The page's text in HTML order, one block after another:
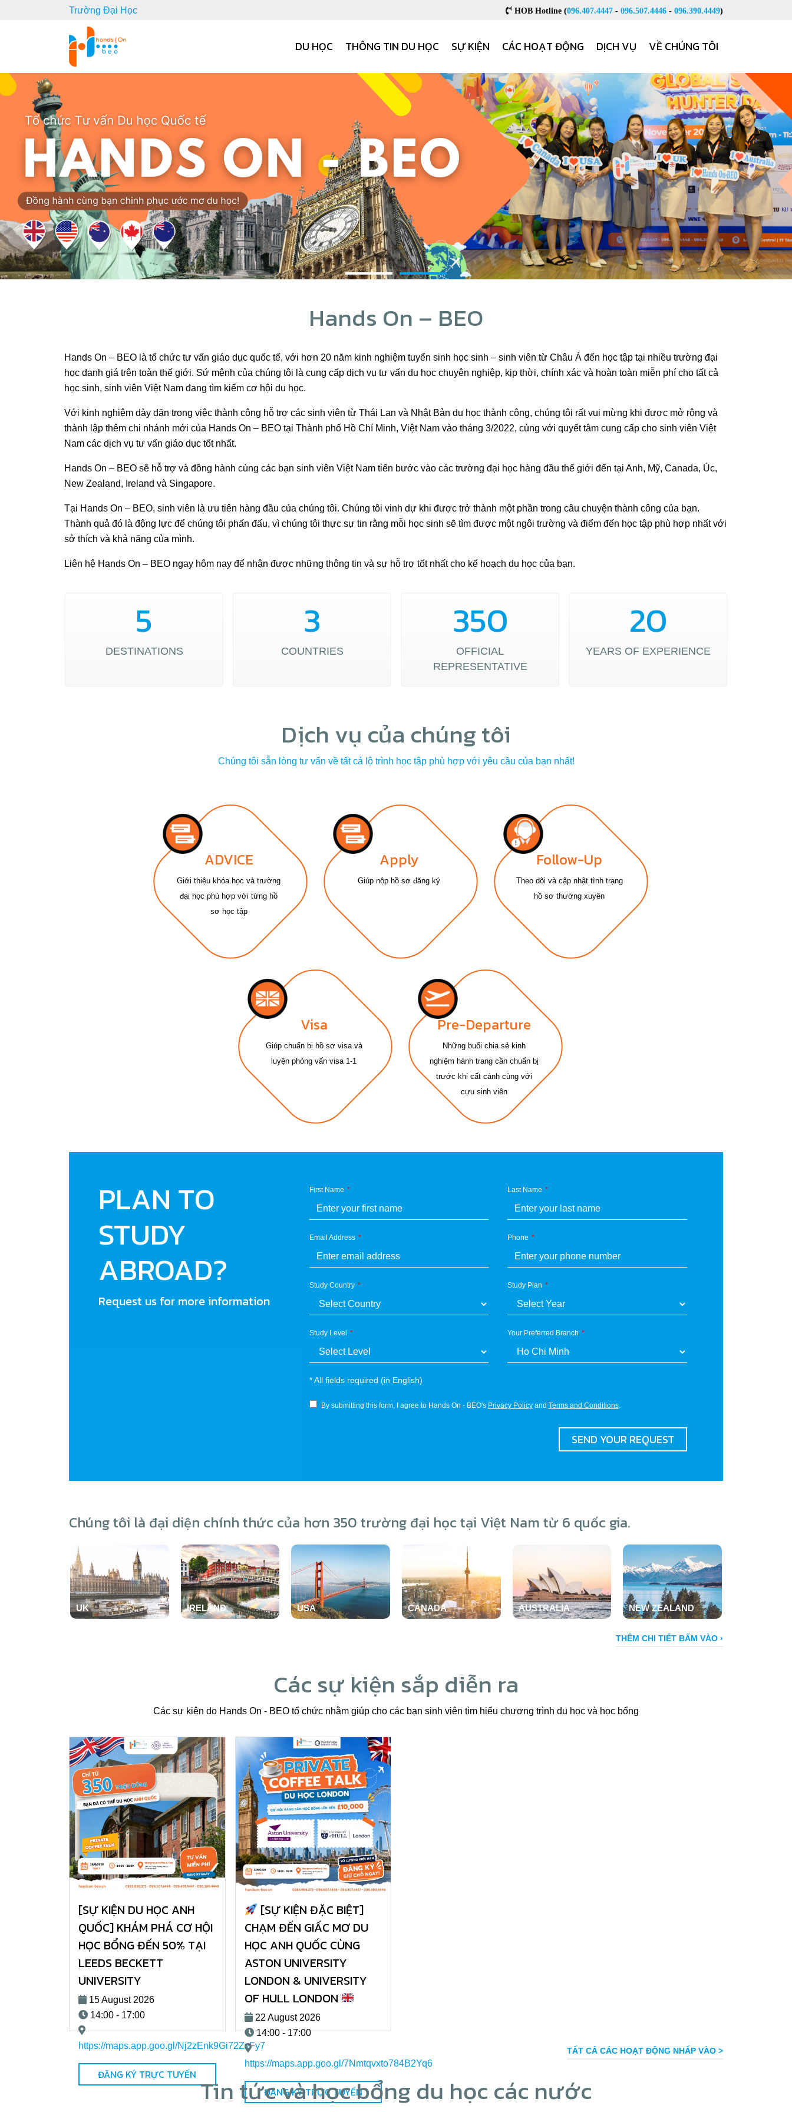
Trường Đại Học HOB Hotline (096.407.4447 - 096.507.4446 - 096.390.4449)
DU HỌC THÔNG TIN DU HỌC SỰ KIỆN CÁC HOẠT ĐỘNG DỊCH VỤ VỀ CHÚNG TÔI
Hands On – BEO
Hands On – BEO là tổ chức tư vấn giáo dục quốc tế, với hơn 20 năm kinh nghiệm tuyển sinh học sinh – sinh viên từ Châu Á đến học tập tại nhiều trường đại
học danh giá trên toàn thế giới. Sứ mệnh của chúng tôi là cung cấp dịch vụ tư vấn du học chuyên nghiệp, kịp thời, chính xác và hoàn toàn miễn phí cho tất cả
học sinh, sinh viên Việt Nam đang tìm kiếm cơ hội du học.
Với kinh nghiệm dày dặn trong việc thành công hỗ trợ các sinh viên từ Thái Lan và Nhật Bản du học thành công, chúng tôi rất vui mừng khi được mở rộng và
thành lập thêm chi nhánh mới của Hands On – BEO tại Thành phố Hồ Chí Minh, Việt Nam vào tháng 3/2022, cùng với quyết tâm cung cấp cho sinh viên Việt
Nam các dịch vụ tư vấn giáo dục tốt nhất.
Hands On – BEO sẽ hỗ trợ và đồng hành cùng các bạn sinh viên Việt Nam tiến bước vào các trường đại học hàng đầu thế giới đến tại Anh, Mỹ, Canada, Úc,
New Zealand, Ireland và Singapore.
Tại Hands On – BEO, sinh viên là ưu tiên hàng đầu của chúng tôi. Chúng tôi vinh dự khi được trở thành một phần trong câu chuyện thành công của bạn.
Thành quả đó là động lực để chúng tôi phấn đấu, vì chúng tôi thực sự tin rằng mỗi học sinh sẽ tìm được một ngôi trường và điểm đến học tập phù hợp nhất với
sở thích và khả năng của mình.
Liên hệ Hands On – BEO ngay hôm nay để nhận được những thông tin và sự hỗ trợ tốt nhất cho kế hoạch du học của bạn.
5
DESTINATIONS
3
COUNTRIES
350
OFFICIAL
REPRESENTATIVE
20
YEARS OF EXPERIENCE
Dịch vụ của chúng tôi
Chúng tôi sẵn lòng tư vấn về tất cả lộ trình học tập phù hợp với yêu cầu của bạn nhất!
ADVICE
Giới thiệu khóa học và trường
đại học phù hợp với từng hồ
sơ học tập
Apply
Giúp nộp hồ sơ đăng ký
Follow-Up
Theo dõi và cập nhật tình trạng
hồ sơ thường xuyên
Visa
Giúp chuẩn bị hồ sơ visa và
luyện phỏng vấn visa 1-1
Pre-Departure
Những buổi chia sẻ kinh
nghiệm hành trang cần chuẩn bị
trước khi cất cánh cùng với
cựu sinh viên
PLAN TO
STUDY
ABROAD?
Request us for more information
First Name Last Name
Email Address Phone
Study Country Study Plan
Study Level Your Preferred Branch
*All fields required (in English)
By submitting this form, I agree to Hands On - BEO's Privacy Policyand Terms and Conditions.
SEND YOUR REQUEST
Chúng tôi là đại diện chính thức của hơn 350 trường đại học tại Việt Nam từ 6 quốc gia.
UK IRELAND USA CANADA AUSTRALIA NEW ZEALAND
THÊM CHI TIẾT BẤM VÀO ›
Các sự kiện sắp diễn ra
Các sự kiện do Hands On - BEO tổ chức nhằm giúp cho các bạn sinh viên tìm hiểu chương trình du học và học bổng
[SỰ KIỆN DU HỌC ANH
QUỐC] KHÁM PHÁ CƠ HỘI
HỌC BỔNG ĐẾN 50% TẠI
LEEDS BECKETT
UNIVERSITY
15 August 2026
14:00 - 17:00
https://maps.app.goo.gl/Nj2zEnk9Gi72ZvFy7
ĐĂNG KÝ TRỰC TUYẾN
[SỰ KIỆN ĐẶC BIỆT]
CHẠM ĐẾN GIẤC MƠ DU
HỌC ANH QUỐC CÙNG
ASTON UNIVERSITY
LONDON & UNIVERSITY
OF HULL LONDON
22 August 2026
14:00 - 17:00
https://maps.app.goo.gl/7Nmtqvxto784B2Yq6
ĐĂNG KÝ TRỰC TUYẾN
TẤT CẢ CÁC HOẠT ĐỘNG NHẤP VÀO >
Tin tức và học bổng du học các nước